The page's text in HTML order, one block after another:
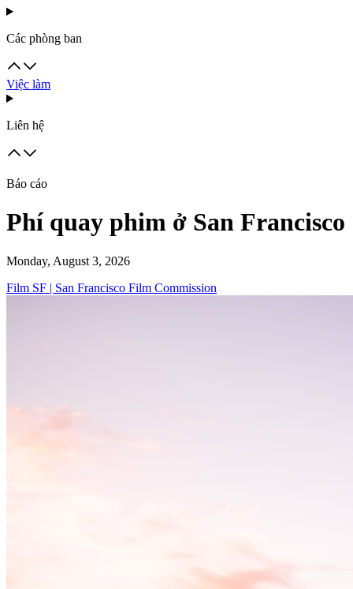
Các phòng ban
Việc làm
Liên hệ
Báo cáo
Phí quay phim ở San Francisco
Monday, August 3, 2026
Film SF | San Francisco Film Commission